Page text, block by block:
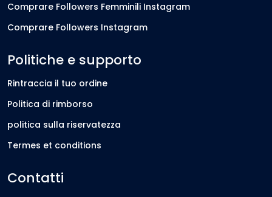
Comprare Followers Femminili Instagram
Comprare Followers Instagram
Politiche e supporto
Rintraccia il tuo ordine
Politica di rimborso
politica sulla riservatezza
Termes et conditions
Contatti